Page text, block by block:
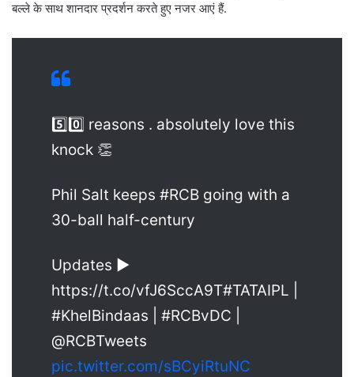
बल्ले के साथ शानदार प्रदर्शन करते हुए नजर आएं हैं.
5️⃣0️⃣ reasons . absolutely love this
knock 👏
Phil Salt keeps #RCB going with a
30-ball half-century
Updates ▶️
https://t.co/vfJ6SccA9T#TATAIPL |
#KhelBindaas | #RCBvDC |
@RCBTweets
pic.twitter.com/sBCyiRtuNC